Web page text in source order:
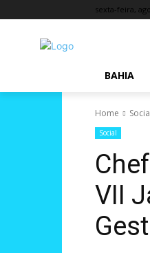
sexta-feira,
BAHIA
Home
Social
VII